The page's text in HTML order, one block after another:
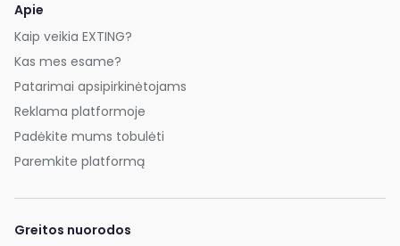
Apie
Kaip veikia EXTING?
Kas mes esame?
Patarimai apsipirkinėtojams
Reklama platformoje
Padėkite mums tobulėti
Paremkite platformą
Greitos nuorodos